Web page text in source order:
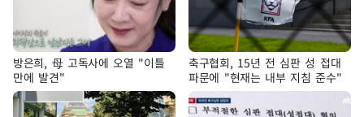
방은희, 母 고독사에 오열 "이틀
만에 발견"
축구협회, 15년 전 심판 성 접대
파문에 "현재는 내부 지침 준수"